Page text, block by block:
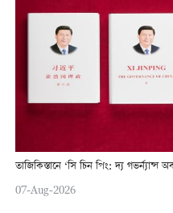
তাজিকিস্তানে ‘সি চিন পিং: দ্য গভর্ন্যান্স
07-Aug-2026